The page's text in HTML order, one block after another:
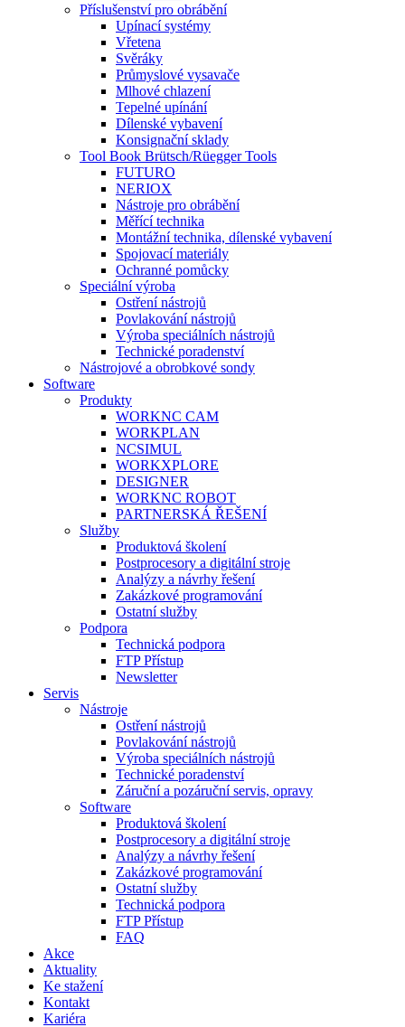
Příslušenství pro obrábění
Upínací systémy
Vřetena
Svěráky
Průmyslové vysavače
Mlhové chlazení
Tepelné upínání
Dílenské vybavení
Konsignační sklady
Tool Book Brütsch/Rüegger Tools
FUTURO
NERIOX
Nástroje pro obrábění
Měřící technika
Montážní technika, dílenské vybavení
Spojovací materiály
Ochranné pomůcky
Speciální výroba
Ostření nástrojů
Povlakování nástrojů
Výroba speciálních nástrojů
Technické poradenství
Nástrojové a obrobkové sondy
Software
Produkty
WORKNC CAM
WORKPLAN
NCSIMUL
WORKXPLORE
DESIGNER
WORKNC ROBOT
PARTNERSKÁ ŘEŠENÍ
Služby
Produktová školení
Postprocesory a digitální stroje
Analýzy a návrhy řešení
Zakázkové programování
Ostatní služby
Podpora
Technická podpora
FTP Přístup
Newsletter
Servis
Nástroje
Ostření nástrojů
Povlakování nástrojů
Výroba speciálních nástrojů
Technické poradenství
Záruční a pozáruční servis, opravy
Software
Produktová školení
Postprocesory a digitální stroje
Analýzy a návrhy řešení
Zakázkové programování
Ostatní služby
Technická podpora
FTP Přístup
FAQ
Akce
Aktuality
Ke stažení
Kontakt
Kariéra